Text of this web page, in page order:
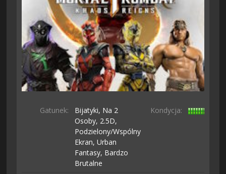
Gatunek: Bijatyki, Na 2
Osoby, 2.5D,
Podzielony/wspólny
Ekran,Urban
Fantasy, Bardzo
Brutalne
Kondycja: